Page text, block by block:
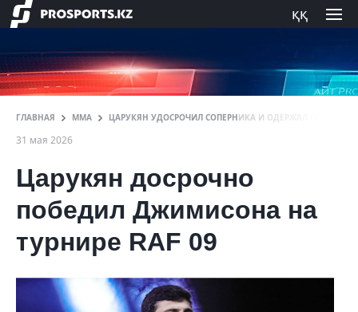
ққ
ГЛАВНАЯ ММА ЦАРУКЯН УДОСРОЧИЛ СОПЕРНИКА И ОДЕРЖАЛ ПЯТУЮ
31 мая 2026
Царукян досрочно
победил Джимисона на
турнире RAF 09